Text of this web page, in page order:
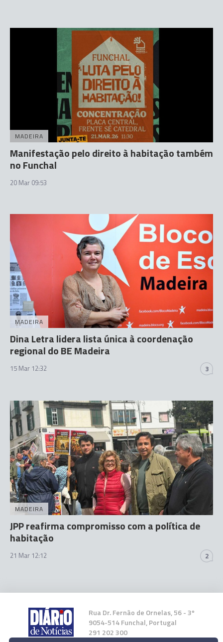
MADEIRA
Manifestação pelo direito à habitação também
no Funchal
20 Mar 09:53
MADEIRA
Dina Letra lidera lista única à coordenação
regional do BE Madeira
15 Mar 12:32 3
MADEIRA
JPP reafirma compromisso com a política de
habitação
21 Mar 12:12 2
Rua Dr. Fernão de Ornelas, 56 - 3º
9054-514 Funchal, Portugal
291 202 300